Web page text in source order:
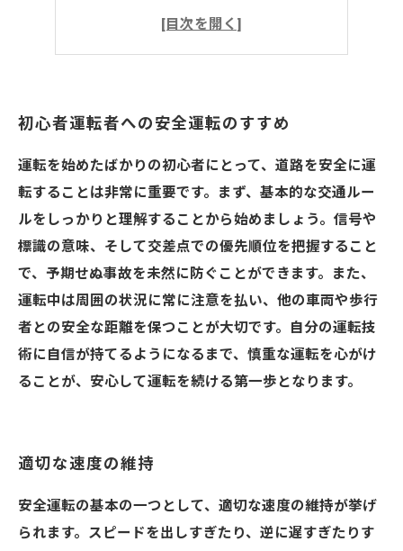
適切なサポート機器の利用
初心者運転者への安全運転のすすめ
運転を始めたばかりの初心者にとって、道路を安全に運
転することは非常に重要です。まず、基本的な交通ルー
ルをしっかりと理解することから始めましょう。信号や
標識の意味、そして交差点での優先順位を把握すること
で、予期せぬ事故を未然に防ぐことができます。また、
運転中は周囲の状況に常に注意を払い、他の車両や歩行
者との安全な距離を保つことが大切です。自分の運転技
術に自信が持てるようになるまで、慎重な運転を心がけ
ることが、安心して運転を続ける第一歩となります。
適切な速度の維持
安全運転の基本の一つとして、適切な速度の維持が挙げ
られます。スピードを出しすぎたり、逆に遅すぎたりす